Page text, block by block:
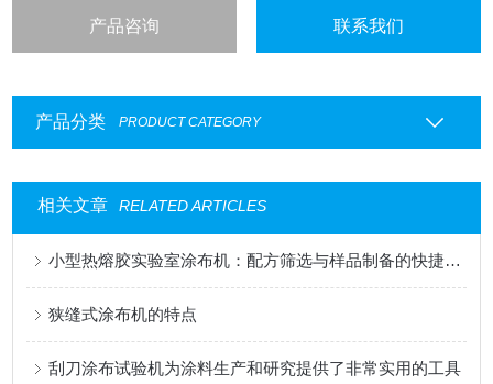
产品咨询 联系我们
产品分类 PRODUCT CATEGORY
相关文章 RELATED ARTICLES
小型热熔胶实验室涂布机：配方筛选与样品制备的快捷工具
狭缝式涂布机的特点
刮刀涂布试验机为涂料生产和研究提供了非常实用的工具